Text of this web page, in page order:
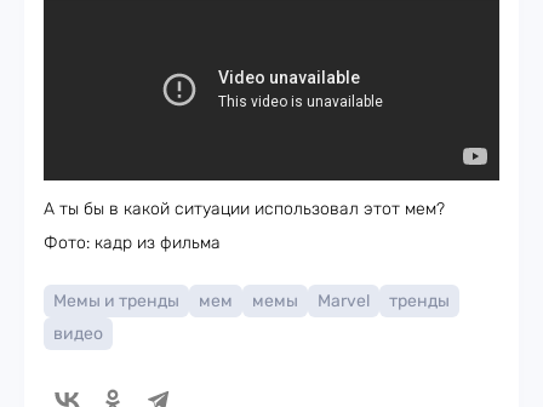
А ты бы в какой ситуации использовал этот мем?
Фото: кадр из фильма
Мемы и тренды мем мемы Marvel
тренды
видео